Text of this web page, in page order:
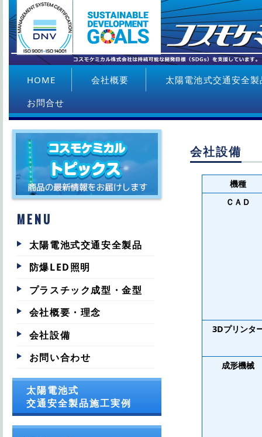
HOME 会社概要 太陽電池式交通安全製
ソルラージ太陽電池パ
お問合せ
MENU
太陽電池式交通安全製品
防爆LED照明
プラスチック成型・金型
会社概要・理念
会社設備
お問い合わせ
太陽電池式
交通安全製品施工実例
会社設備
機種
ＣＡＤ
3Dプリンタ
成形機械